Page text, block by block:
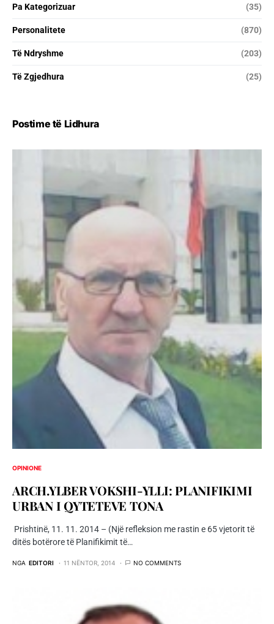
Pa Kategorizuar (35)
Personalitete (870)
Të Ndryshme (203)
Të Zgjedhura (25)
Postime të Lidhura
OPINIONE
ARCH.YLBER VOKSHI-YLLI: PLANIFIKIMI
URBAN I QYTETEVE TONA
Prishtinë, 11. 11. 2014 – (Një refleksion me rastin e 65 vjetorit të
ditës botërore të Planifikimit të…
NGA EDITORI 11 NËNTOR, 2014 NO COMMENTS